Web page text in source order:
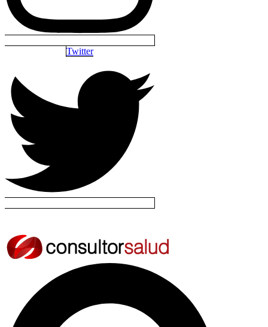
Twitter